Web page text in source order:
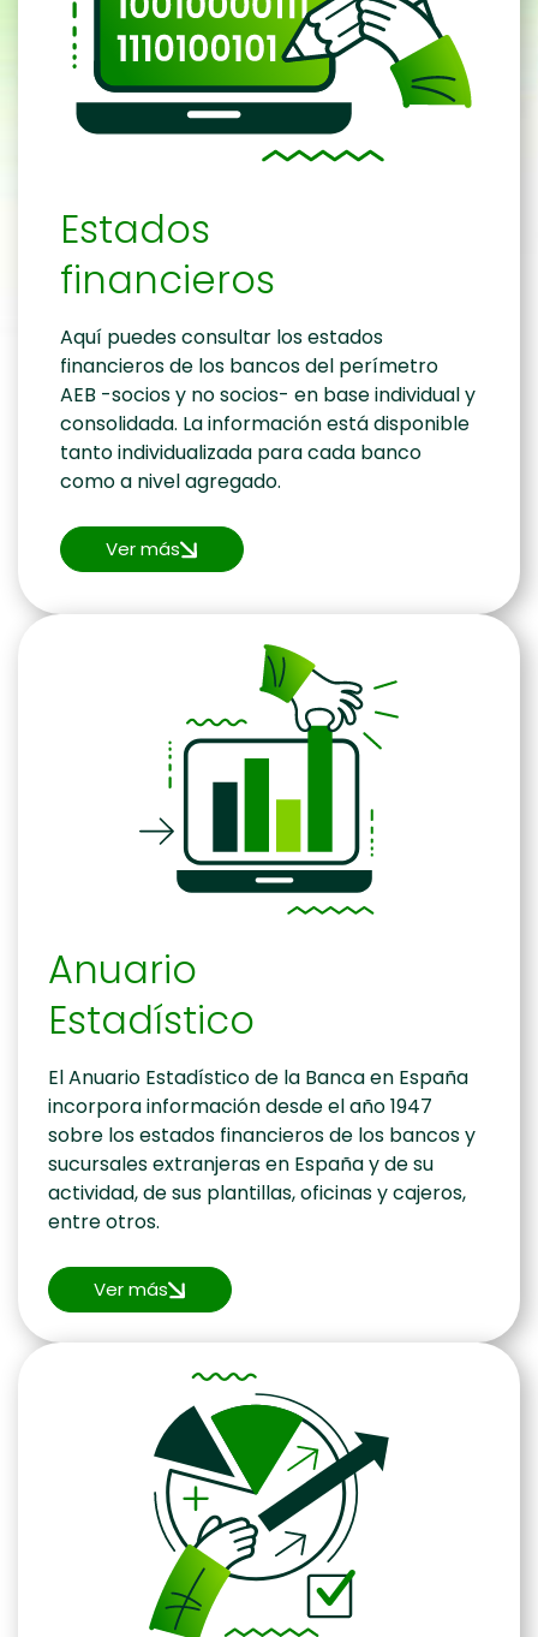
Estados
financieros
Aquí puedes consultar los estados
financieros de los bancos del perímetro
AEB -socios y no socios- en base individual y
consolidada. La información está disponible
tanto individualizada para cada banco
como a nivel agregado.
Ver más
Anuario
Estadístico
El Anuario Estadístico de la Banca en España
incorpora información desde el año 1947
sobre los estados financieros de los bancos y
sucursales extranjeras en España y de su
actividad, de sus plantillas, oficinas y cajeros,
entre otros.
Ver más